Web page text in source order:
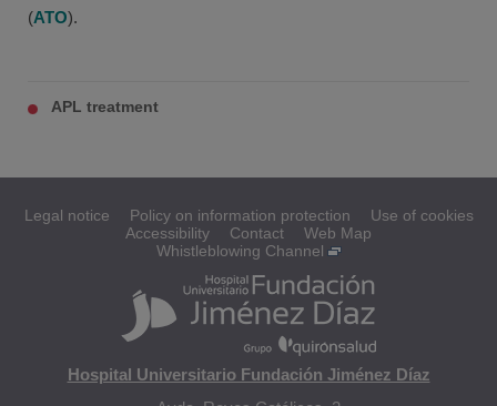
(ATO).
APL treatment
Legal notice Policy on information protection
Use of cookies
Accessibility
Contact
Web Map
Whistleblowing Channel
Hospital Universitario Fundación Jiménez Díaz